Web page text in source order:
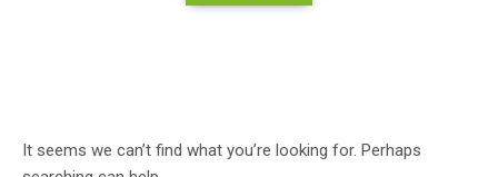
It seems we can’t find what you’re looking for. Perhaps